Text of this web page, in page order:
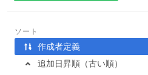
ソート
作成者定義
追加日昇順（古い順）